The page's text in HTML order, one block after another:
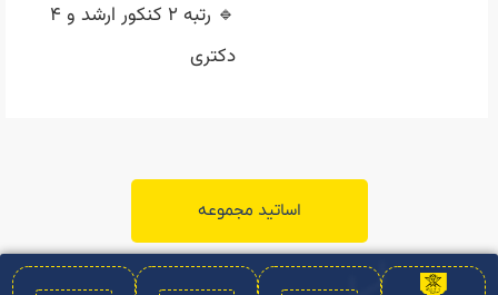
🔹 رتبه ۲ کنکور ارشد و ۴
دکتری
اساتید مجموعه